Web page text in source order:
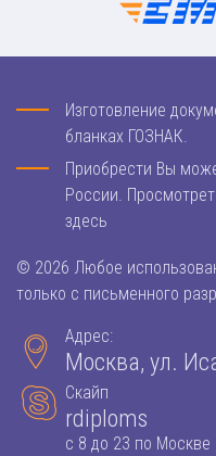
Изготовление
бланках ГОЗНАК.
Приобрести Вы
России.
здесь
© 2026 Любое
только с письменного
Адрес:
Москва, ул.
Скайп
rdiploms
с 8 до 23 по Москве